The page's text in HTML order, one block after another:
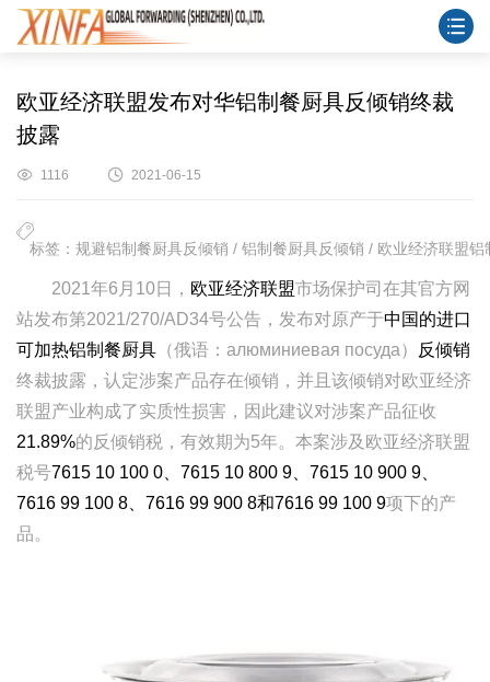
欧亚经济联盟发布对华铝制餐厨具反倾销终裁
披露
1116 2021-06-15
标签：规避铝制餐厨具反倾销 / 铝制餐厨具反倾销 / 欧业经济联盟
2021年6月10日， 欧亚经济联盟市场保护司在其官方网
站发布第2021/270/AD34号公告，发布对原产于中国的进口
可加热铝制餐厨具 （俄语：алюминиевая посуда）
反倾销
终裁披露，认定涉案产品存在倾销，并且该倾销对欧亚经济
联盟产业构成了实质性损害，因此建议对涉案产品征收
21.89%的反倾销税，有效期为5年。本案涉及欧亚经济联盟
税号7615 10 100 0、7615 10 800 9、7615 10 900 9、
7616 99 100 8、7616 99 900 8和7616 99 100 9项下的产
品。